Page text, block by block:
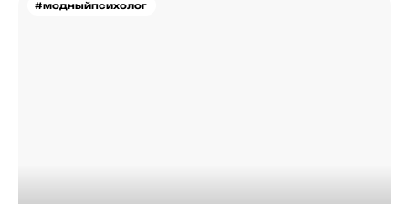
#модныйпсихолог